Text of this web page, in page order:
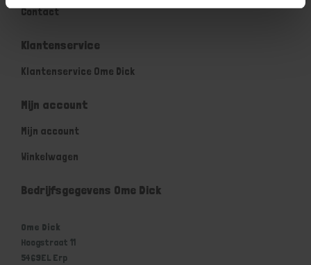
Contact
Klantenservice
Klantenservice Ome Dick
Mijn account
Mijn account
Winkelwagen
Bedrijfsgegevens Ome Dick
Ome Dick
Hoogstraat 11
5469EL Erp